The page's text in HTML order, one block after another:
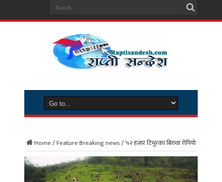
Home/Feature Breaking news/५२ हजार टिमुरका बिरुवा रोपियो